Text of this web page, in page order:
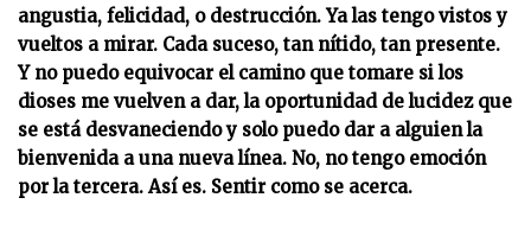
angustia, felicidad, o destrucción. Ya las tengo vistos y
vueltos a mirar. Cada suceso, tan nítido, tan presente.
Y no puedo equivocar el camino que tomare si los
dioses me vuelven a dar, la oportunidad de lucidez que
se está desvaneciendo y solo puedo dar a alguien la
bienvenida a una nueva línea. No, no tengo emoción
por la tercera. Así es. Sentir como se acerca.